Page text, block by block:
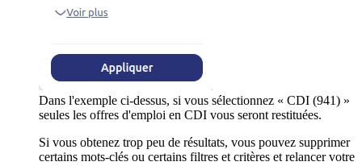
Dans l'exemple ci-dessus, si vous sélectionnez « CDI (941) »
seules les offres d'emploi en CDI vous seront restituées.
Si vous obtenez trop peu de résultats, vous pouvez supprimer
certains mots-clés ou certains filtres et critères et relancer votre